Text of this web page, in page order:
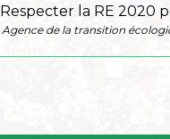
Respecter la RE 2020
Agence de la transition